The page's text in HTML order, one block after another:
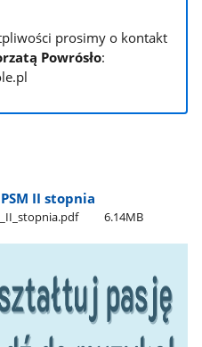
prosimy o kontakt
Powrósło:
II stopnia
6.14MB